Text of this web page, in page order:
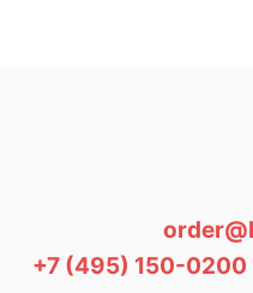
+7 (495) 150-0200